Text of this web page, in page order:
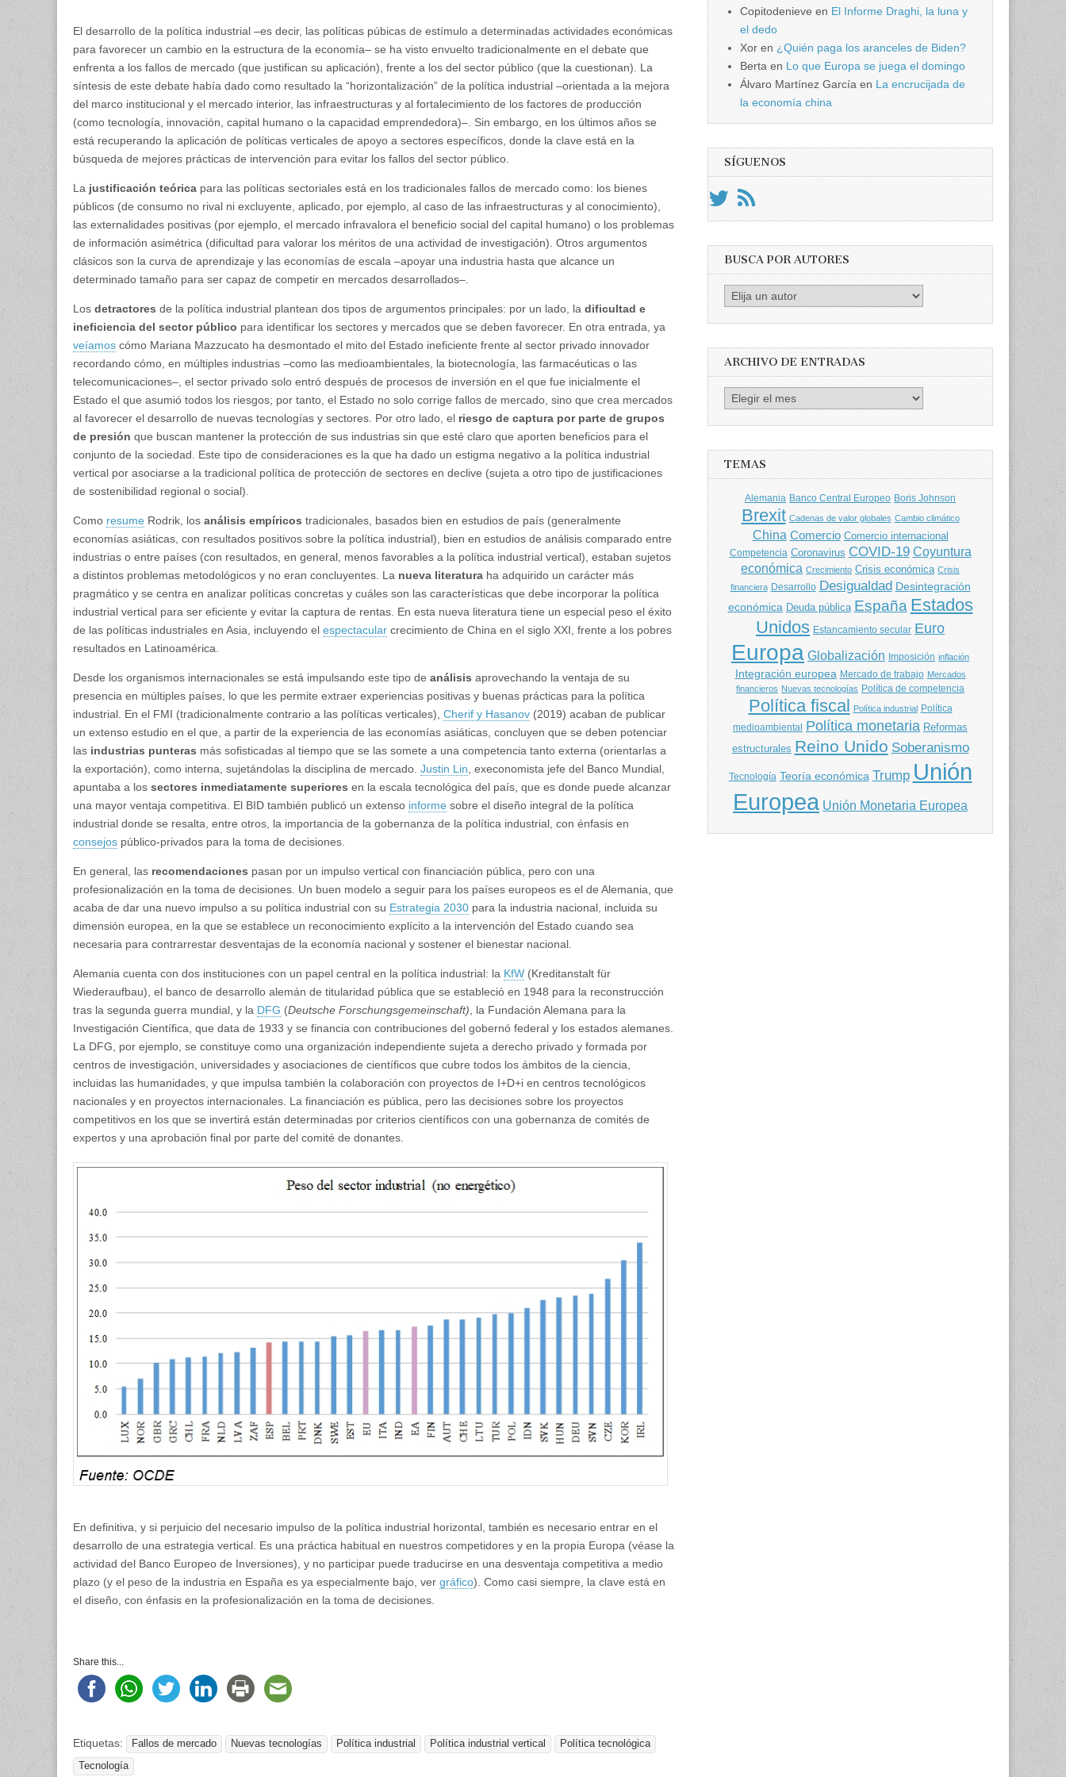
El desarrollo de la política industrial –es decir, las políticas púbicas de estímulo a determinadas actividades económicas
para favorecer un cambio en la estructura de la economía– se ha visto envuelto tradicionalmente en el debate que
enfrenta a los fallos de mercado (que justifican su aplicación), frente a los del sector público (que la cuestionan). La
síntesis de este debate había dado como resultado la “horizontalización” de la política industrial –orientada a la mejora
del marco institucional y el mer­cado interior, las infraestructuras y al fortalecimiento de los factores de producción
(como tecnología, innovación, capital humano o la capacidad emprendedora)–. Sin embargo, en los últimos años se
está recuperando la aplicación de políticas verticales de apoyo a sectores específicos, donde la clave está en la
búsqueda de mejores prácticas de intervención para evitar los fallos del sector público.
La justificación teórica para las políticas sectoriales está en los tradicionales fallos de mercado como: los bienes
públicos (de consumo no rival ni excluyente, aplicado, por ejemplo, al caso de las infraestructu­ras y al conocimiento),
las externalidades positivas (por ejemplo, el mercado infravalora el beneficio social del capital humano) o los problemas
de información asimétrica (dificultad para valorar los méritos de una actividad de investigación). Otros argumentos
clásicos son la curva de aprendizaje y las econo­mías de escala –apoyar una industria hasta que alcance un
determinado tamaño para ser capaz de competir en mercados desarrollados–.
Los detractores de la política industrial plantean dos tipos de argumentos principales: por un lado, la dificultad e
ineficiencia del sector público para identificar los sectores y mercados que se deben favorecer. En otra entrada, ya
veíamos cómo Mariana Mazzucato ha desmontado el mito del Estado ineficiente frente al sector privado innovador
recordando cómo, en múltiples industrias –como las medioambientales, la biotecnología, las farmacéuticas o las
telecomunicaciones–, el sector privado solo entró des­pués de procesos de inversión en el que fue inicialmente el
Estado el que asumió todos los riesgos; por tanto, el Estado no solo corri­ge fallos de mercado, sino que crea mercados
al favorecer el desarrollo de nuevas tecnologías y sectores. Por otro lado, el riesgo de captura por parte de grupos
de presión que buscan mantener la protección de sus industrias sin que esté claro que aporten beneficios para el
conjunto de la sociedad. Este tipo de consideraciones es la que ha dado un estigma negativo a la política industrial
vertical por asociarse a la tradicional política de pro­tección de sectores en declive (sujeta a otro tipo de justificaciones
de sostenibilidad regional o social).
Como resume Rodrik, los análisis empíricos tradicionales, basados bien en estudios de país (generalmente
economías asiáticas, con resultados positivos sobre la política industrial), bien en estudios de análisis comparado entre
industrias o entre países (con resultados, en general, menos favorables a la política industrial vertical), estaban sujetos
a distintos problemas metodológicos y no eran concluyentes. La nueva literatura ha adquirido un carácter más
pragmático y se centra en analizar políticas concretas y cuáles son las características que debe incorporar la política
industrial vertical para ser eficiente y evitar la captura de rentas. En esta nueva literatura tiene un especial peso el éxito
de las políticas industriales en Asia, incluyendo el espectacular crecimiento de China en el siglo XXI, frente a los pobres
resultados en Latinoamérica.
Desde los organismos internacionales se está impulsando este tipo de análisis aprovechando la ventaja de su
presencia en múltiples países, lo que les permite extraer experiencias positivas y buenas prácticas para la política
industrial. En el FMI (tradicionalmente contrario a las políticas verticales), Cherif y Hasanov (2019) acaban de publicar
un extenso estudio en el que, a partir de la experiencia de las economías asiáticas, concluyen que se deben potenciar
las industrias punteras más sofisticadas al tiempo que se las somete a una competencia tanto externa (orientarlas a
la exportación), como interna, sujetándolas la disciplina de mercado. Justin Lin , execonomista jefe del Banco Mundial,
apuntaba a los sectores inmediatamente superiores en la escala tecnológica del país, que es donde puede alcanzar
una mayor ventaja competitiva. El BID también publicó un extenso informe sobre el diseño integral de la política
industrial donde se resalta, entre otros, la importancia de la gobernanza de la política industrial, con énfasis en
consejos público-privados para la toma de decisiones.
En general, las recomendaciones pasan por un impulso vertical con financiación pública, pero con una
profesionalización en la toma de decisiones. Un buen modelo a seguir para los países europeos es el de Alemania, que
acaba de dar una nuevo impulso a su política industrial con su Estrategia 2030 para la industria nacional, incluida su
dimensión europea, en la que se establece un reconocimiento explícito a la intervención del Estado cuando sea
necesaria para contrarrestar desventajas de la economía nacional y sostener el bienestar nacional.
Alemania cuenta con dos instituciones con un papel central en la política industrial: la KfW (Kreditanstalt für
Wiederaufbau), el banco de desarrollo alemán de titularidad pública que se estableció en 1948 para la reconstrucción
tras la segunda guerra mundial, y la DFG (Deutsche Forschungsgemeinschaft) , la Fundación Alemana para la
Investigación Científica, que data de 1933 y se financia con contribuciones del gobernó federal y los estados alemanes.
La DFG, por ejemplo, se constituye como una organización independiente sujeta a derecho privado y formada por
centros de investigación, universidades y asocia­ciones de científicos que cubre todos los ámbitos de la ciencia,
incluidas las humanidades, y que impulsa también la colabora­ción con proyectos de I+D+i en centros tecnológicos
nacionales y en proyectos internacionales. La financiación es pública, pero las decisiones sobre los proyectos
competitivos en los que se invertirá están determina­das por criterios científicos con una gobernanza de comités de
expertos y una aprobación final por parte del comité de donantes.
En definitiva, y si perjuicio del necesario impulso de la política industrial horizontal, también es necesario entrar en el
desarrollo de una estrategia vertical. Es una práctica habitual en nuestros competidores y en la propia Europa (véase la
actividad del Banco Europeo de Inversiones), y no participar puede traducirse en una desventaja competitiva a medio
plazo (y el peso de la industria en España es ya especialmente bajo, ver gráfico). Como casi siempre, la clave está en
el diseño, con énfasis en la profesionalización en la toma de decisiones.
Share this...
Etiquetas: Fallos de mercado Nuevas tecnologías Política industrial Política industrial vertical
Política tecnológica
Tecnología
Copitodenieve en El Informe Draghi, la luna y
el dedo
Xor en ¿Quién paga los aranceles de Biden?
Berta en Lo que Europa se juega el domingo
Álvaro Martínez García en La encrucijada de
la economía china
SÍGUENOS
BUSCA POR AUTORES
Busca
por
ARCHIVO DE ENTRADAS
Archivo
TEMAS
Alemania Banco Central Europeo Boris Johnson
Brexit Cadenas de valor globales Cambio climático
China Comercio Comercio internacional
Competencia Coronavirus COVID-19 Coyuntura
económica Crecimiento Crisis económica Crisis
financiera Desarrollo Desigualdad Desintegración
económica Deuda pública España Estados
Unidos Estancamiento secular Euro
Europa Globalización Imposición inflación
Integración europea Mercado de trabajo Mercados
financieros Nuevas tecnologías Política de competencia
Política fiscal Política industrial Política
medioambiental Política monetaria Reformas
estructurales Reino Unido Soberanismo
Tecnología Teoría económica Trump Unión
Europea Unión Monetaria Europea